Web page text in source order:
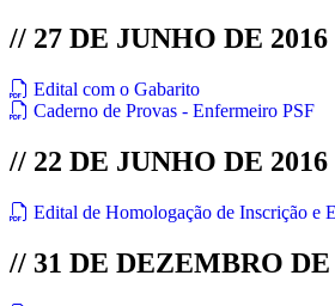
// 27 DE JUNHO DE 2016
Edital com o Gabarito
Caderno de Provas - Enfermeiro PSF
// 22 DE JUNHO DE 2016
Edital de Homologação de Inscrição e
// 31 DE DEZEMBRO DE